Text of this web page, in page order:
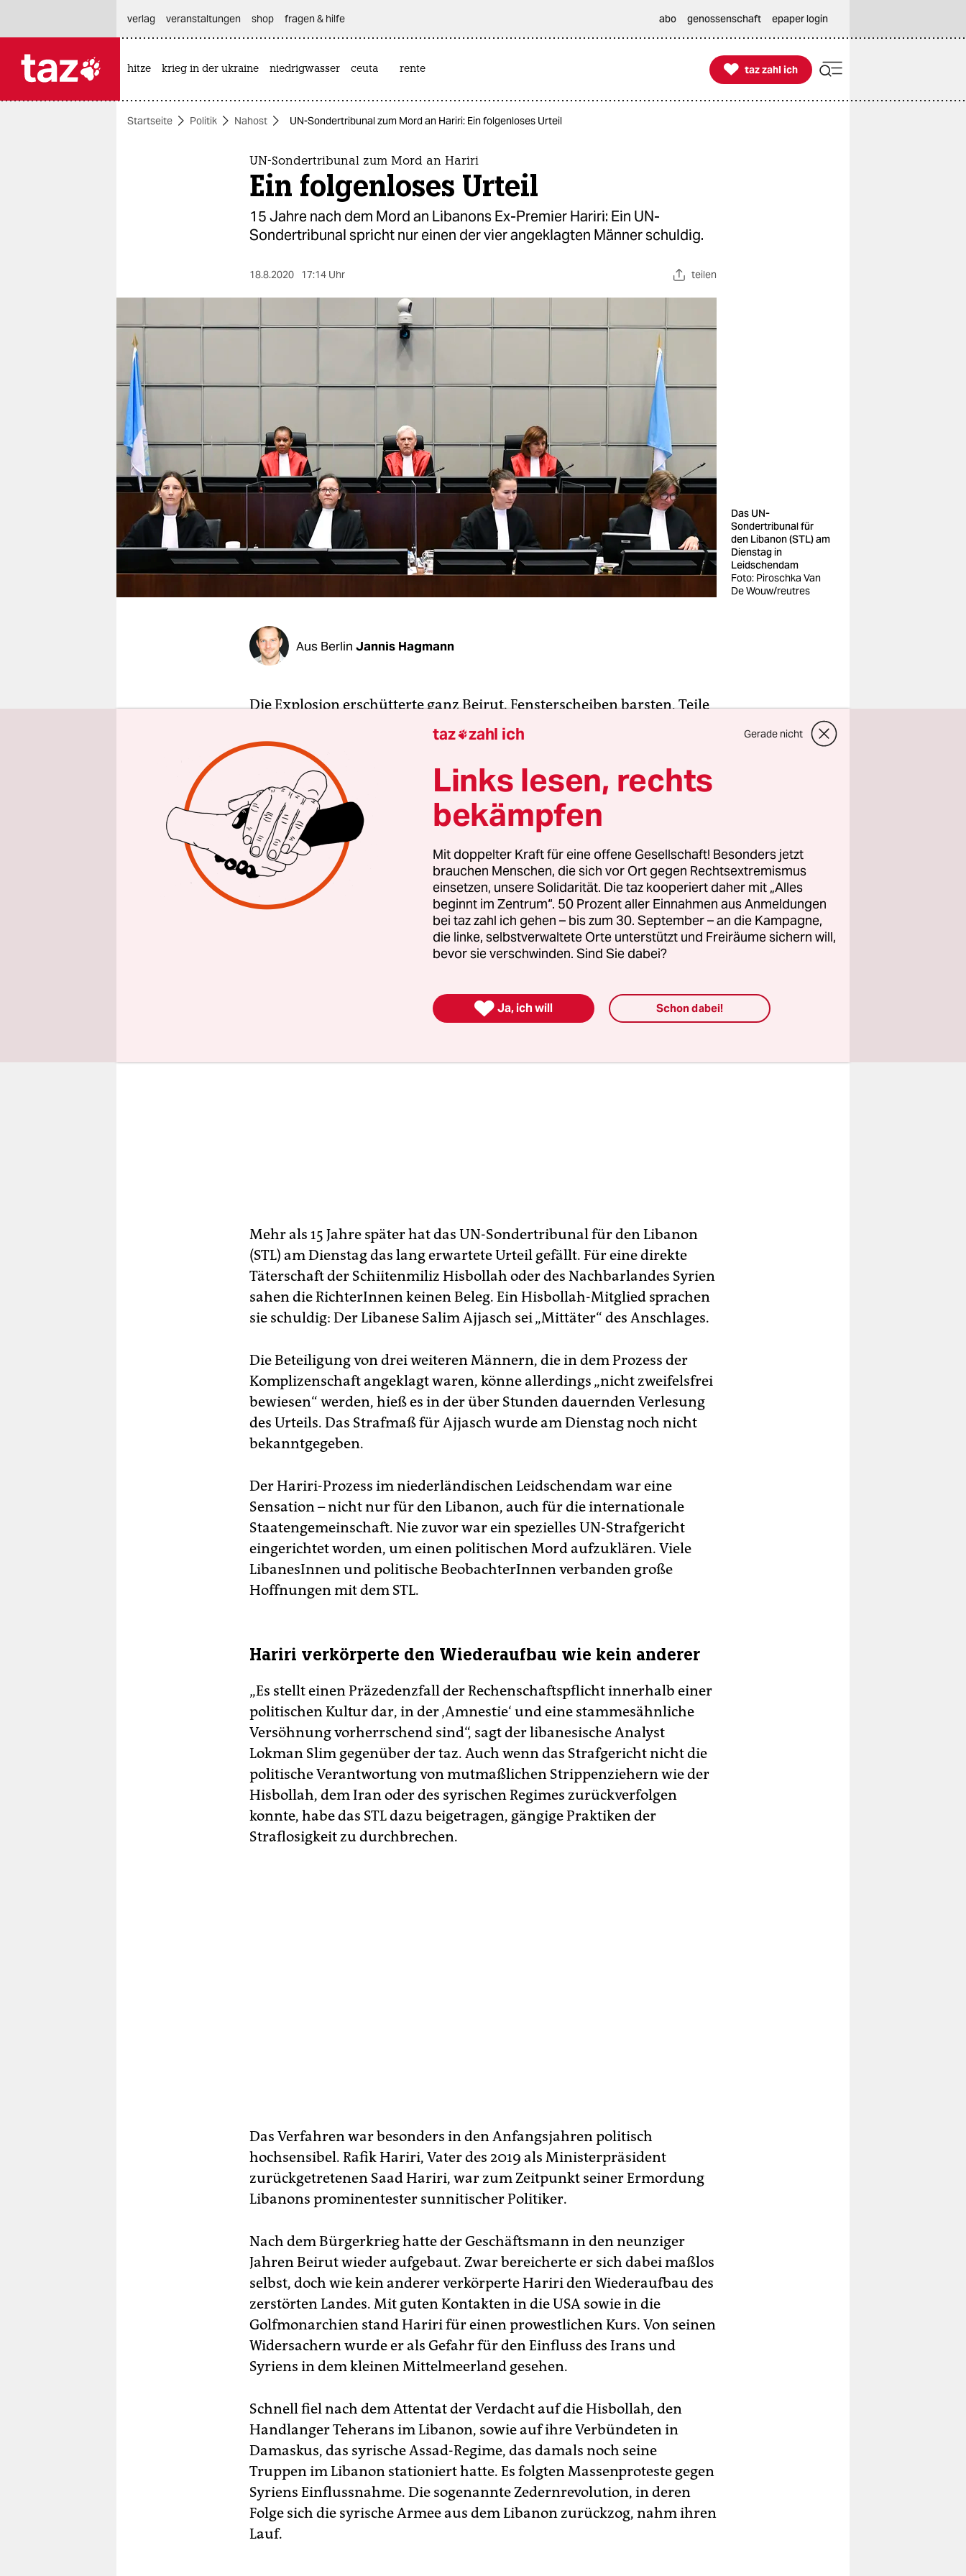
themen
berlin
nord
wahrheit
verlag
verlag
veranstaltungen
fragen & hilfe
unterstützen
verlag
veranstaltungen shop fragen & hilfe abo genossenschaft epaper login
hitze krieg in der ukraine niedrigwasser ceuta rente 
taz zahl ich
taz zahl ich
Startseite Politik Nahost UN-Sondertribunal zum Mord an Hariri: Ein folgenloses Urteil
UN-Sondertribunal zum Mord an Hariri
Ein folgenloses Urteil
15 Jahre nach dem Mord an Libanons Ex-Premier Hariri: Ein UN-
Sondertribunal spricht nur einen der vier angeklagten Männer schuldig.
18.8.2020 17:14 Uhr teilen
Das UN-
Sondertribunal für
den Libanon (STL) am
Dienstag in
Leidschendam
Foto: Piroschka Van
De Wouw/reutres
Aus Berlin Jannis Hagmann
Die Explosion erschütterte ganz Beirut. Fensterscheiben barsten, Teile
zerfetzter Menschen flogen auf die umliegenden Dächer, schwarze
Rauchwolken stiegen in den Himmel. Zurück blieben verkohlte
Autowracks und ein zerstörtes Hotel an der Küstenpromenade der
libanesischen Hauptstadt.
Die Rede ist nicht von der jüngsten Explosionauf Beiruts
Hafengelände, sondern von dem folgenreichsten Bombenanschlag in
der Geschichte des Staates Libanon: dem Selbstmordattentat vom 14.
Februar 2005. Mehr als 200 Menschen wurden damals verletzt, 22
getötet – unter ihnen der Milliardär und ehemalige Ministerpräsident
Mehr als 15 Jahre später hat das UN-Sondertribunal für den Libanon
(STL) am Dienstag das lang erwartete Urteil gefällt. Für eine direkte
Täterschaft der Schiitenmiliz Hisbollah oder des Nachbarlandes Syrien
sahen die RichterInnen keinen Beleg. Ein Hisbollah-Mitglied sprachen
sie schuldig: Der Libanese Salim Ajjasch sei „Mittäter“ des Anschlages.
Die Beteiligung von drei weiteren Männern, die in dem Prozess der
Komplizenschaft angeklagt waren, könne allerdings „nicht zweifelsfrei
bewiesen“ werden, hieß es in der über Stunden dauernden Verlesung
des Urteils. Das Strafmaß für Ajjasch wurde am Dienstag noch nicht
bekanntgegeben.
Der Hariri-Prozess im niederländischen Leidschendam war eine
Sensation – nicht nur für den Libanon, auch für die internationale
Staatengemeinschaft. Nie zuvor war ein spezielles UN-Strafgericht
eingerichtet worden, um einen politischen Mord aufzuklären. Viele
LibanesInnen und politische BeobachterInnen verbanden große
Hoffnungen mit dem STL.
Hariri verkörperte den Wiederaufbau wie kein anderer
„Es stellt einen Präzedenzfall der Rechenschaftspflicht innerhalb einer
politischen Kultur dar, in der ‚Amnestie‘ und eine stammesähnliche
Versöhnung vorherrschend sind“, sagt der libanesische Analyst
Lokman Slim gegenüber der taz. Auch wenn das Strafgericht nicht die
politische Verantwortung von mutmaßlichen Strippenziehern wie der
Hisbollah, dem Iran oder des syrischen Regimes zurückverfolgen
konnte, habe das STL dazu beigetragen, gängige Praktiken der
Straflosigkeit zu durchbrechen.
Das Verfahren war besonders in den Anfangsjahren politisch
hochsensibel. Rafik Hariri, Vater des 2019 als Ministerpräsident
zurückgetretenen Saad Hariri, war zum Zeitpunkt seiner Ermordung
Libanons prominentester sunnitischer Politiker.
Nach dem Bürgerkrieg hatte der Geschäftsmann in den neunziger
Jahren Beirut wieder aufgebaut. Zwar bereicherte er sich dabei maßlos
selbst, doch wie kein anderer verkörperte Hariri den Wiederaufbau des
zerstörten Landes. Mit guten Kontakten in die USA sowie in die
Golfmonarchien stand Hariri für einen prowestlichen Kurs. Von seinen
Widersachern wurde er als Gefahr für den Einfluss des Irans und
Syriens in dem kleinen Mittelmeerland gesehen.
Schnell fiel nach dem Attentat der Verdacht auf die Hisbollah, den
Handlanger Teherans im Libanon, sowie auf ihre Verbündeten in
Damaskus, das syrische Assad-Regime, das damals noch seine
Truppen im Libanon stationiert hatte. Es folgten Massenproteste gegen
Syriens Einflussnahme. Die sogenannte Zedernrevolution, in deren
Folge sich die syrische Armee aus dem Libanon zurückzog, nahm ihren
Lauf.
taz zahl ich Gerade nicht
Links lesen, rechts
bekämpfen
Mit doppelter Kraft für eine offene Gesellschaft! Besonders jetzt
brauchen Menschen, die sich vor Ort gegen Rechtsextremismus
einsetzen, unsere Solidarität. Die taz kooperiert daher mit „Alles
beginnt im Zentrum“. 50 Prozent aller Einnahmen aus Anmeldungen
bei taz zahl ich gehen – bis zum 30. September – an die Kampagne,
die linke, selbstverwaltete Orte unterstützt und Freiräume sichern will,
bevor sie verschwinden. Sind Sie dabei?
 Ja, ich will Schon dabei!